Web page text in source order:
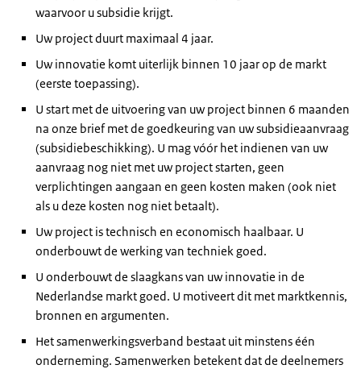
waarvoor u subsidie krijgt.
Uw project duurt maximaal 4 jaar.
Uw innovatie komt uiterlijk binnen 10 jaar op de markt
(eerste toepassing).
U start met de uitvoering van uw project binnen 6 maanden
na onze brief met de goedkeuring van uw subsidieaanvraag
(subsidiebeschikking). U mag vóór het indienen van uw
aanvraag nog niet met uw project starten, geen
verplichtingen aangaan en geen kosten maken (ook niet
als u deze kosten nog niet betaalt).
Uw project is technisch en economisch haalbaar. U
onderbouwt de werking van techniek goed.
U onderbouwt de slaagkans van uw innovatie in de
Nederlandse markt goed. U motiveert dit met marktkennis,
bronnen en argumenten.
Het samenwerkingsverband bestaat uit minstens één
onderneming. Samenwerken betekent dat de deelnemers